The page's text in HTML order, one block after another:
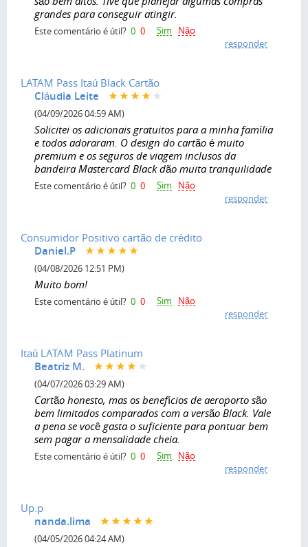
grandes para conseguir atingir.
Este comentário é útil? 0 0 Sim
Não
responder
LATAM Pass Itaú Black Cartão
Cláudia Leite
(04/09/2026 04:59 AM)
Solicitei os adicionais gratuitos para a minha família
e todos adoraram. O design do cartão é muito
premium e os seguros de viagem inclusos da
bandeira Mastercard Black dão muita tranquilidade
Este comentário é útil? 0 0 Sim
Não
responder
Consumidor Positivo cartão de crédito
Daniel.P
(04/08/2026 12:51 PM)
Muito bom!
Este comentário é útil? 0 0 Sim
Não
responder
Itaú LATAM Pass Platinum
Beatriz M.
(04/07/2026 03:29 AM)
Cartão honesto, mas os benefícios de aeroporto são
bem limitados comparados com a versão Black. Vale
a pena se você gasta o suficiente para pontuar bem
sem pagar a mensalidade cheia.
Este comentário é útil? 0 0 Sim
Não
responder
Up.p
nanda.lima
(04/05/2026 04:24 AM)